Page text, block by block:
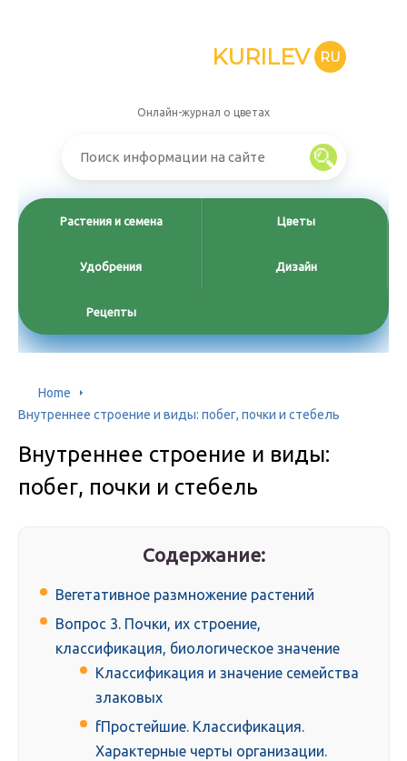
KURILEV RU
Онлайн-журнал о цветах
Растения и семена Цветы
Удобрения Дизайн
Рецепты
Home
Внутреннее строение и виды: побег, почки и стебель
Внутреннее строение и виды:
побег, почки и стебель
Содержание:
Вегетативное размножение растений
Вопрос 3. Почки, их строение,
классификация, биологическое значение
Классификация и значение семейства
злаковых
fПростейшие. Классификация.
Характерные черты организации.